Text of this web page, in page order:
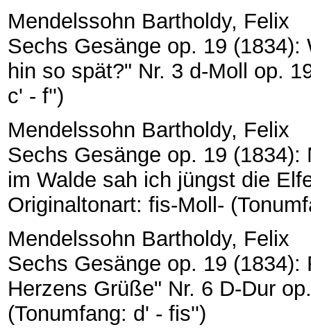
Mendelssohn Bartholdy, Felix
Sechs Gesänge op. 19
hin so spät?" Nr. 3 d-Moll op.
c' - f'')
Mendelssohn Bartholdy, Felix
Sechs Gesänge op. 19
im Walde sah ich jüngst die
Originaltonart: fis-Moll-
Mendelssohn Bartholdy, Felix
Sechs Gesänge op. 19
Herzens Grüße" Nr. 6 D-Dur
(Tonumfang: d' - fis'')